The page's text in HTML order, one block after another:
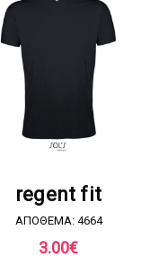
regent fit
ΑΠΟΘΕΜΑ: 4664
3.00€